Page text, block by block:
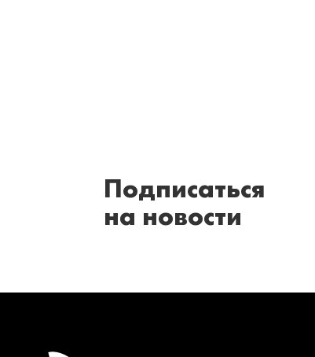
Подписаться
на новости